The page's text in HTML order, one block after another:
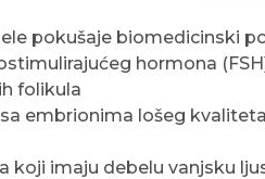
pokušaje biomedicinski
hormona
folikula
embrionima lošeg
koji imaju debelu vanjsku